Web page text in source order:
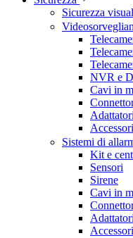
Sicurezza
NVR e
Cavi in
Adattatori
Accessori
Sistemi di
Kit e
Sensori
Sirene
Cavi in
Adattatori